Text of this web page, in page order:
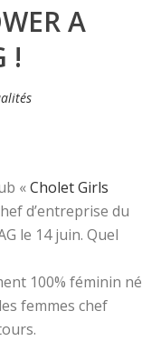
A
!
«Cholet Girls
d’entreprise du
le 14 juin. Quel
100% féminin né
femmes chef